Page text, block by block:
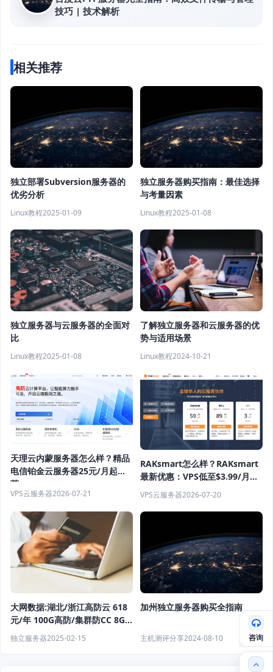
技巧 | 技术解析
相关推荐
独立部署Subversion服务器的
优劣分析
Linux教程2025-01-09
独立服务器购买指南：最佳选择
与考量因素
Linux教程2025-01-08
独立服务器与云服务器的全面对
比
Linux教程2025-01-08
了解独立服务器和云服务器的优
势与适用场景
Linux教程2024-10-21
天理云内蒙服务器怎么样？精品
电信铂金云服务器25元/月起推
荐
VPS云服务器2026-07-21
RAKsmart怎么样？RAKsmart
最新优惠：VPS低至$3.99/月，
独立服务器$29.9/月起，香港/
日本/美国机房
VPS云服务器2026-07-20
大网数据:湖北/浙江高防云 618
元/年 100G高防/集群防CC 8G
内存/8核(AMD EPYC)/20M带
宽/100g硬盘
独立服务器2025-02-15
加州独立服务器购买全指南
主机测评分享2024-08-10 咨询